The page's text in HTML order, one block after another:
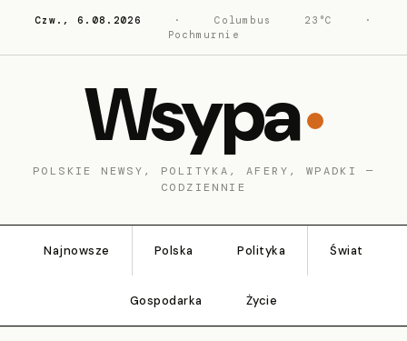
Czw., 6.08.2026 · Columbus 23°C
·
Pochmurnie
Wsypa
POLSKIE NEWSY, POLITYKA, AFERY, WPADKI —
CODZIENNIE
Najnowsze Polska Polityka Świat
Gospodarka Życie